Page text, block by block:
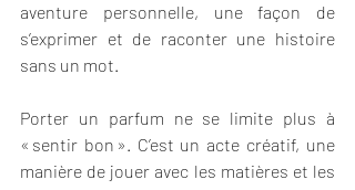
aventure personnelle, une façon de
s’exprimer et de raconter une histoire
sans un mot.
Porter un parfum ne se limite plus à
« sentir bon ». C’est un acte créatif, une
manière de jouer avec les matières et les